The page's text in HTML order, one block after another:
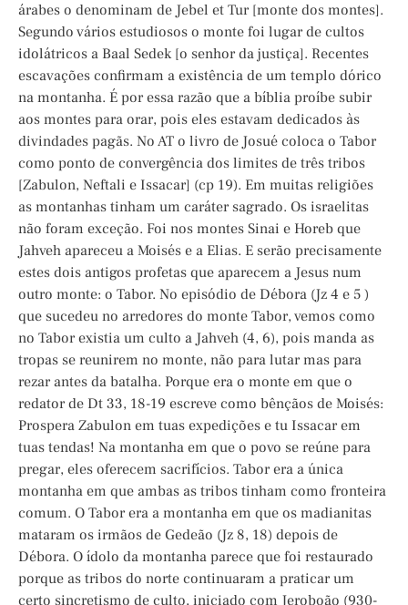
árabes o denominam de Jebel et Tur [monte dos montes].
Segundo vários estudiosos o monte foi lugar de cultos
idolátricos a Baal Sedek [o senhor da justiça]. Recentes
escavações confirmam a existência de um templo dórico
na montanha. É por essa razão que a bíblia proíbe subir
aos montes para orar, pois eles estavam dedicados às
divindades pagãs. No AT o livro de Josué coloca o Tabor
como ponto de convergência dos limites de três tribos
[Zabulon, Neftali e Issacar] (cp 19). Em muitas religiões
as montanhas tinham um caráter sagrado. Os israelitas
não foram exceção. Foi nos montes Sinai e Horeb que
Jahveh apareceu a Moisés e a Elias. E serão precisamente
estes dois antigos profetas que aparecem a Jesus num
outro monte: o Tabor. No episódio de Débora (Jz 4 e 5 )
que sucedeu no arredores do monte Tabor, vemos como
no Tabor existia um culto a Jahveh (4, 6), pois manda as
tropas se reunirem no monte, não para lutar mas para
rezar antes da batalha. Porque era o monte em que o
redator de Dt 33, 18-19 escreve como bênçãos de Moisés:
Prospera Zabulon em tuas expedições e tu Issacar em
tuas tendas! Na montanha em que o povo se reúne para
pregar, eles oferecem sacrifícios. Tabor era a única
montanha em que ambas as tribos tinham como fronteira
comum. O Tabor era a montanha em que os madianitas
mataram os irmãos de Gedeão (Jz 8, 18) depois de
Débora. O ídolo da montanha parece que foi restaurado
porque as tribos do norte continuaram a praticar um
certo sincretismo de culto, iniciado com Jeroboão (930-